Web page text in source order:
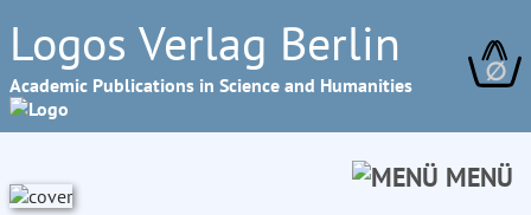
Logos Verlag Berlin
Academic Publications in Science and Humanities ∅
MENÜ